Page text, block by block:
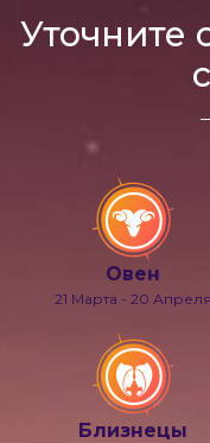
Уточните
Овен
21 Марта - 20 Апреля
Близнецы